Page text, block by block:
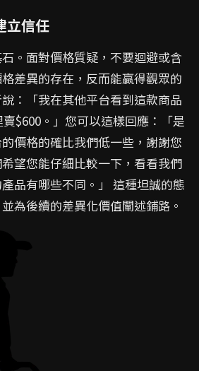
立信任
。面對價格質疑，不要迴避或含
差異的存在，反而能贏得觀眾的
：「我在其他平台看到這款商品
$600。」您可以這樣回應：「是
價格的確比我們低一些，謝謝您
望您能仔細比較一下，看看我們
品有哪些不同。」 這種坦誠的態
為後續的差異化價值闡述鋪路。